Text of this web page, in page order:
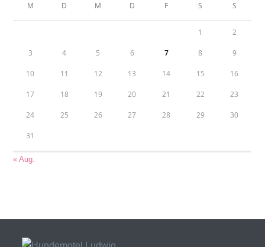
M D M D F S S
1 2
3 4 5 6 7 8 9
10 11 12 13 14 15 16
17 18 19 20 21 22 23
24 25 26 27 28 29 30
31
« Aug.